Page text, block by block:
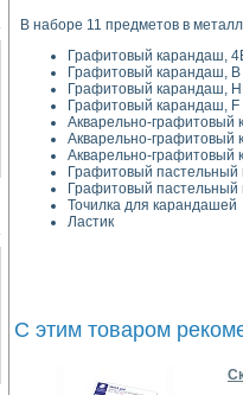
В наборе 11 предметов в
Графитовый карандаш,
Графитовый карандаш, B
Графитовый карандаш,
Графитовый карандаш, F
Акварельно-графитовый
Акварельно-графитовый
Акварельно-графитовый
Графитовый пастельный
Графитовый пастельный
Точилка для карандашей
Ластик
С этим товаром